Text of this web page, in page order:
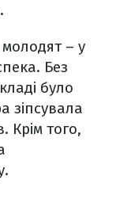
– у
Без
було
зіпсувала
Крім того,